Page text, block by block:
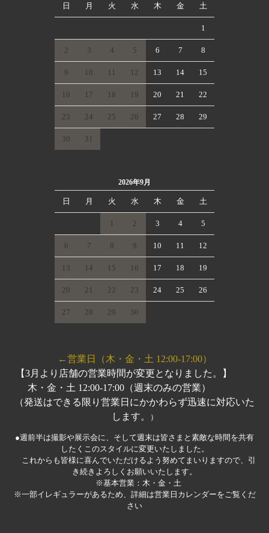
日 月 火 水 木 金 土
1
2 3 4 5 6 7 8
9 10 11 12 13 14 15
16 17 18 19 20 21 22
23 24 25 26 27 28 29
30 31
2026年9月
日 月 火 水 木 金 土
1 2 3 4 5
6 7 8 9 10 11 12
13 14 15 16 17 18 19
20 21 22 23 24 25 26
27 28 29 30
←営業日（木・金・土 12:00-17:00）
【3月より店舗の営業時間が変更となりました。】
木・金・土 12:00-17:00（週末のみの営業）
（発送はできる限り営業日にかかわらず迅速に対応いた
します。
）
●週前半は撮影や展示会に、そして週末は皆さまと素敵な時間を共有
したくこのスタイルに変更いたしました。
これからも皆様に喜んでいただけるよう努めてまいりますので、引
き続きよろしくお願いいたします。
※基本営業：木・金・土
※一部イレギュラーがあるため、詳細は営業日カレンダーをご覧くだ
さい